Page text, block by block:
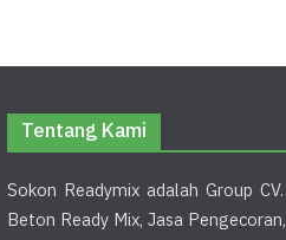
Tentang Kami
Sokon Readymix adalah Group
Beton Ready Mix, Jasa